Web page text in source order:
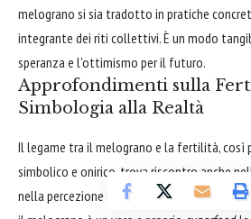
melograno si sia tradotto in pratiche
integrante dei riti collettivi. È un modo
speranza e l'ottimismo per il futuro.
Approfondimenti sulla
Simbologia alla Realtà
Il legame tra il melograno e la fertilità, così
simbolico e onirico, trova riscontro anche
nella percezione del benessere. Oltre ad